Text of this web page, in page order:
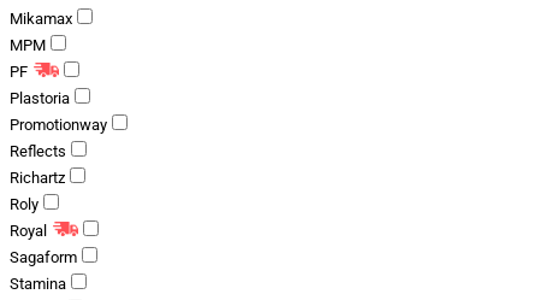
Mikamax
MPM
PF
Plastoria
Promotionway
Reflects
Richartz
Roly
Royal
Sagaform
Stamina